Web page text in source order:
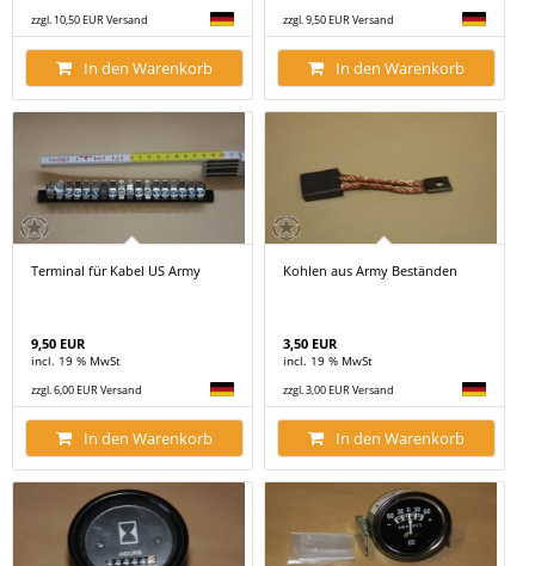
zzgl. 10,50 EUR Versand
In den Warenkorb
zzgl. 9,50 EUR Versand
In den Warenkorb
Terminal für Kabel US Army
9,50 EUR
incl. 19 % MwSt
zzgl. 6,00 EUR Versand
In den Warenkorb
Kohlen aus Army Beständen
3,50 EUR
incl. 19 % MwSt
zzgl. 3,00 EUR Versand
In den Warenkorb